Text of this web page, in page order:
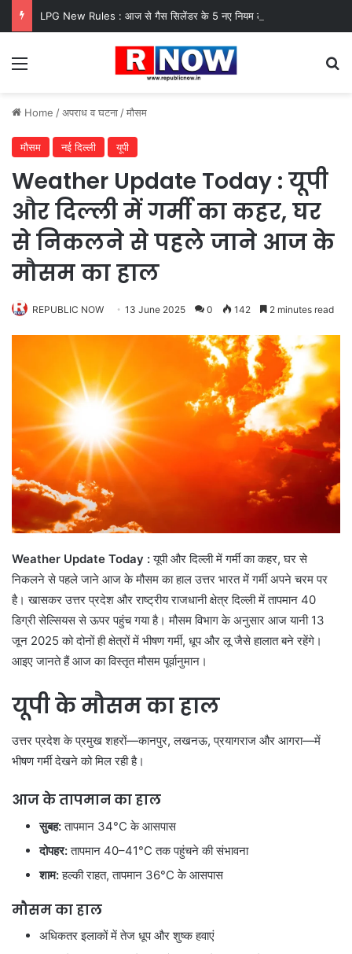
Menu
Home /अपराध व घटना /मौसम
मौसम नई दिल्ली यूपी
Weather Update Today : यूपी
और दिल्ली में गर्मी का कहर, घर
से निकलने से पहले जाने आज के
मौसम का हाल
REPUBLIC NOW 13 June 2025 0 142 2 minutes read
Weather Update Today :यूपी और दिल्ली में गर्मी का कहर, घर से
निकलने से पहले जाने आज के मौसम का हाल उत्तर भारत में गर्मी अपने चरम पर
है। खासकर उत्तर प्रदेश और राष्ट्रीय राजधानी क्षेत्र दिल्ली में तापमान 40
डिग्री सेल्सियस से ऊपर पहुंच गया है। मौसम विभाग के अनुसार आज यानी 13
जून 2025 को दोनों ही क्षेत्रों में भीषण गर्मी, धूप और लू जैसे हालात बने रहेंगे।
आइए जानते हैं आज का विस्तृत मौसम पूर्वानुमान।
यूपी के मौसम का हाल
उत्तर प्रदेश के प्रमुख शहरों—कानपुर, लखनऊ, प्रयागराज और आगरा—में
भीषण गर्मी देखने को मिल रही है।
आज के तापमान का हाल
सुबह:तापमान 34°C के आसपास
दोपहर:तापमान 40–41°C तक पहुंचने की संभावना
शाम:हल्की राहत, तापमान 36°C के आसपास
मौसम का हाल
अधिकतर इलाकों में तेज धूप और शुष्क हवाएं